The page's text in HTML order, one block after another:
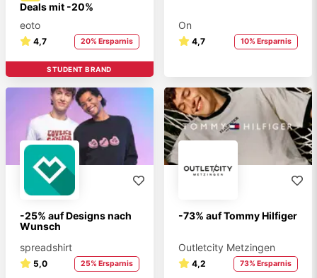
Deals mit -20%
eoto
4,7 20% Ersparnis
STUDENT BRAND
On
4,7 10% Ersparnis
-25% auf Designs nach
Wunsch
spreadshirt
5,0 25% Ersparnis
-73% auf Tommy Hilfiger
Outletcity Metzingen
4,2 73% Ersparnis